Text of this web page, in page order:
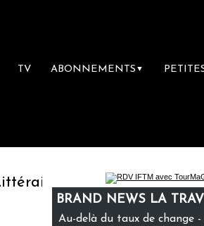
TV ABONNEMENTS ▼
la première librairie du
BRAND NEWS LA
Au-delà du taux de change -